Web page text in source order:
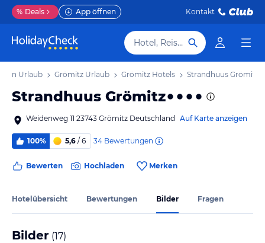
% Deals App öffnen Kontakt
Hotel, Reiseziel
Urlaub Grömitz Urlaub Grömitz Hotels Strandhuus Grömitz
Strandhuus Grömitz
Weidenweg 11 23743 Grömitz Deutschland Auf Karte anzeigen
100% 5,6 / 6 34 Bewertungen
Bewerten Hochladen Merken
Hotelübersicht Bewertungen Bilder Fragen
Bilder (17)